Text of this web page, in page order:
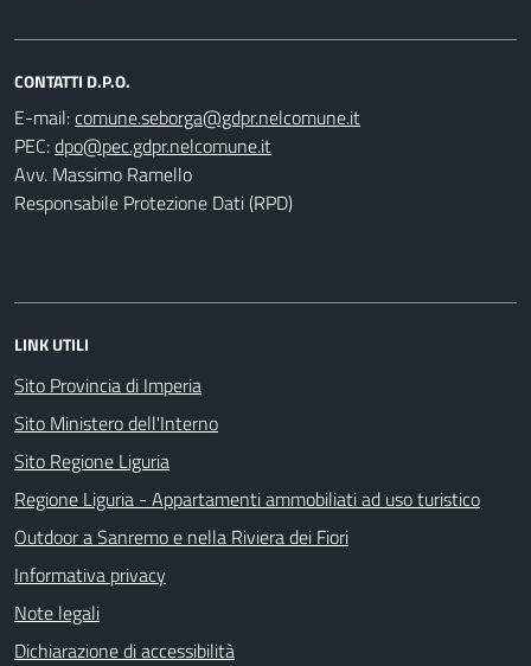
CONTATTI D.P.O.
E-mail:
PEC:
Avv. Massimo Ramello
Responsabile Protezione Dati (RPD)
LINK UTILI
Sito Provincia di Imperia
Sito Ministero dell'Interno
Sito Regione Liguria
Regione Liguria - Appartamenti ammobiliati ad uso turistico
Outdoor a Sanremo e nella Riviera dei Fiori
Informativa privacy
Note legali
Dichiarazione di accessibilità